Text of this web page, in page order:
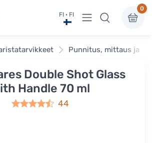
FI · FI Näytä valikko
0
Punnitus, mittaus ja
Double Shot Glass
Handle 70 ml
44